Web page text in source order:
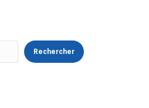
Rechercher